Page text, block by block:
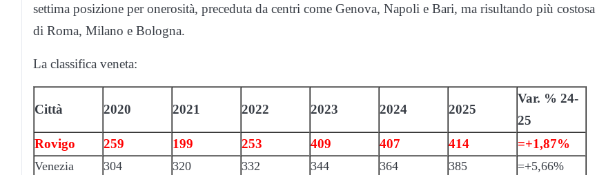
settima posizione per onerosità, preceduta da centri come Genova, Napoli e Bari, ma risultando più costosa
di Roma, Milano e Bologna.
La classifica veneta:
Città 2020 2021 2022 2023 2024 2025
Var. % 24-
25
Rovigo
259 199 253 409 407 414 =+1,87%
Venezia 304 320 332 344 364 385
=+5,66%